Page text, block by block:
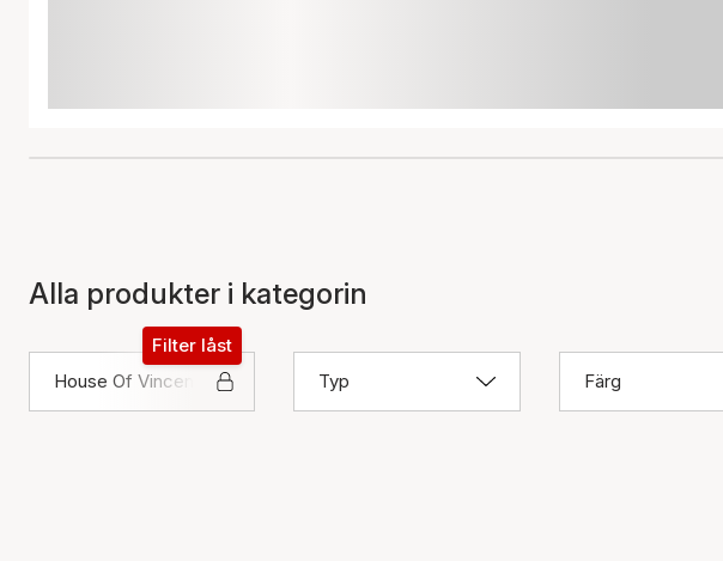
Alla produkter i kategorin
House Of Vincent
Filter låst
Typ
Färg